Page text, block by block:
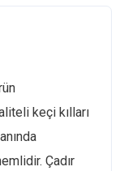
keçi kılları
Çadır